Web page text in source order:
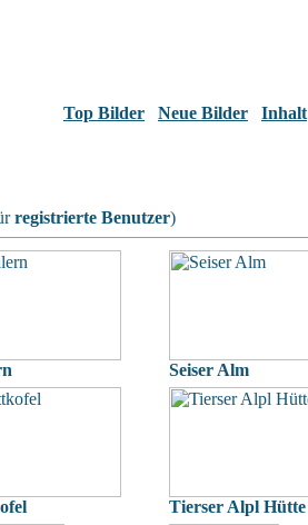
Top Bilder Neue Bilder Inhalt
registrierte Benutzer)
Seiser Alm
Tierser Alpl Hütte